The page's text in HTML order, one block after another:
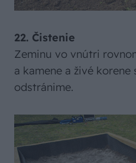
22. Čistenie
Zeminu vo vnútri
a kamene a živé korene
odstránime.